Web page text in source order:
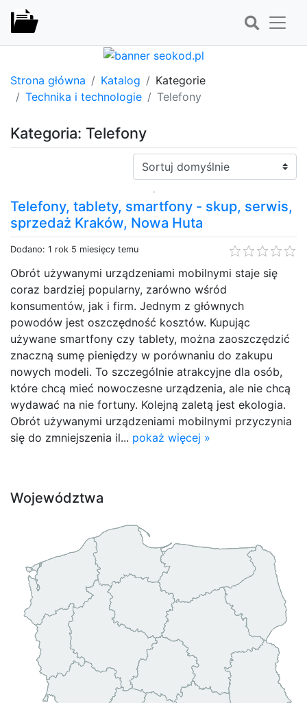
Strona główna Katalog
Kategorie
Technika i technologie
Telefony
Kategoria: Telefony
Sortuj:
Telefony, tablety, smartfony - skup, serwis,
sprzedaż Kraków, Nowa Huta
Dodano: 1 rok 5 miesięcy temu
Obrót używanymi urządzeniami mobilnymi staje się
coraz bardziej popularny, zarówno wśród
konsumentów, jak i firm. Jednym z głównych
powodów jest oszczędność kosztów. Kupując
używane smartfony czy tablety, można zaoszczędzić
znaczną sumę pieniędzy w porównaniu do zakupu
nowych modeli. To szczególnie atrakcyjne dla osób,
które chcą mieć nowoczesne urządzenia, ale nie chcą
wydawać na nie fortuny. Kolejną zaletą jest ekologia.
Obrót używanymi urządzeniami mobilnymi przyczynia
się do zmniejszenia il... pokaż więcej »
Województwa